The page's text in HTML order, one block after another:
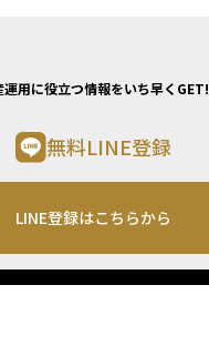
運用に役立つ情報をいち早くGET!
無料LINE登録
LINE登録はこちらから